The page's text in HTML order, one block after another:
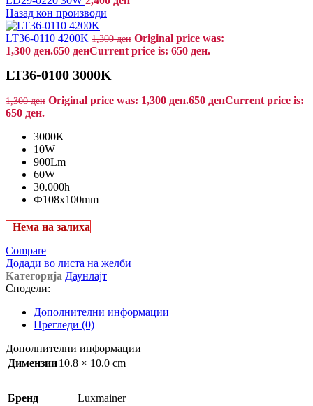
Назад кон производи
LT36-0110 4200K 1,300ден Original price was:
1,300 ден.650 денCurrent price is: 650 ден.
LT36-0100 3000K
1,300ден Original price was: 1,300 ден.650 денCurrent price is:
650 ден.
3000K
10W
900Lm
60W
30.000h
Ф108x100mm
Нема на залиха
Compare
Додади во листа на желби
Категорија Даунлајт
Сподели:
Дополнителни информации
Прегледи (0)
Дополнителни информации
Димензии10.8 × 10.0 cm
Бренд Luxmainer